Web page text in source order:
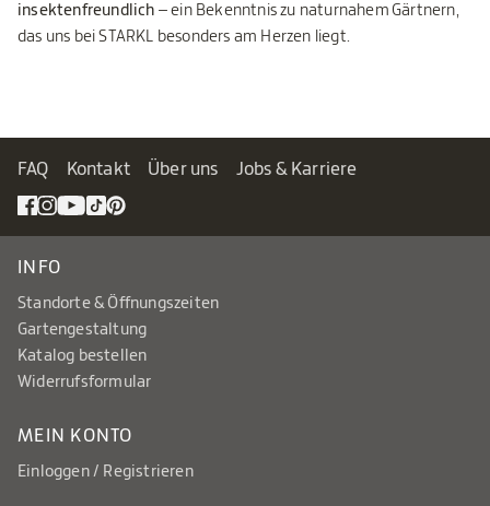
insektenfreundlich – ein Bekenntnis zu naturnahem Gärtnern,
das uns bei STARKL besonders am Herzen liegt.
FAQ Kontakt Über uns Jobs & Karriere
INFO
Standorte & Öffnungszeiten
Gartengestaltung
Katalog bestellen
Widerrufsformular
MEIN KONTO
Einloggen / Registrieren